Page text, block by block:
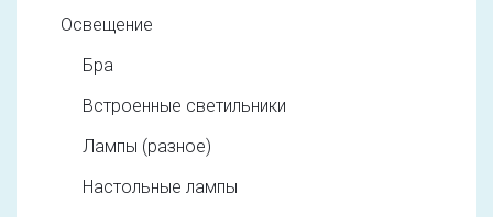
Освещение
Бра
Встроенные светильники
Лампы (разное)
Настольные лампы